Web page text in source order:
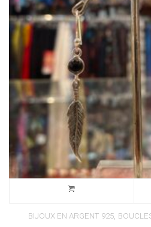
BIJOUX EN ARGENT 925,